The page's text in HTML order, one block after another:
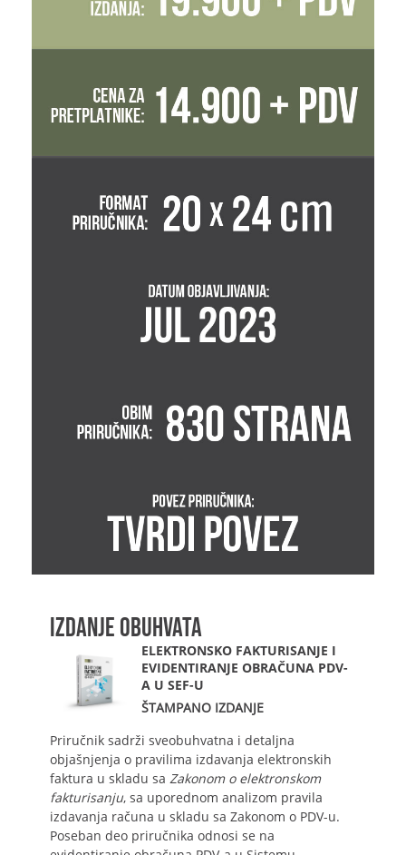
IZDANJE OBUHVATA
ELEKTRONSKO FAKTURISANJE I
EVIDENTIRANJE OBRAČUNA PDV-
A U SEF-U
ŠTAMPANO IZDANJE
Priručnik sadrži sveobuhvatna i detaljna
objašnjenja o pravilima izdavanja elektronskih
faktura u skladu sa Zakonom o elektronskom
fakturisanju, sa uporednom analizom pravila
izdavanja računa u skladu sa Zakonom o PDV-u.
Poseban deo priručnika odnosi se na